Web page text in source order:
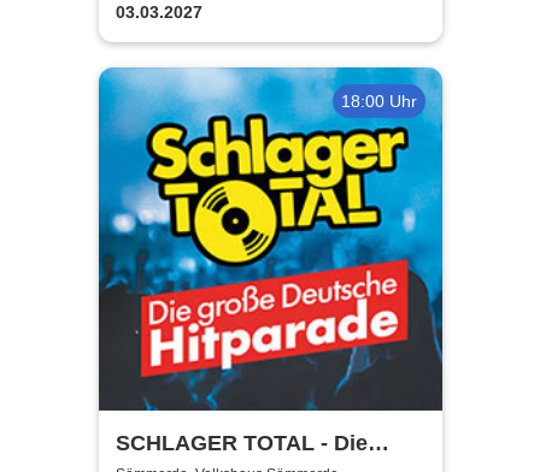
03.03.2027
18:00 Uhr
SCHLAGER TOTAL - Die